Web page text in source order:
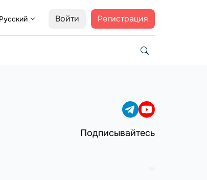
Русский Войти Регистрация
Подписывайтесь